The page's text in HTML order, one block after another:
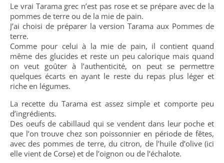
Le vrai Tarama grec n’est pas rose et se prépare avec de la
pommes de terre ou de la mie de pain.
J’ai choisi de préparer la version Tarama aux Pommes de
terre.
Comme pour celui à la mie de pain, il contient quand
même des glucides et reste un peu calorique mais quand
on veut goûter à l’authenticité, on peut se permettre
quelques écarts en ayant le reste du repas plus léger et
riche en légumes.
La recette du Tarama est assez simple et comporte peu
d’ingrédients.
Des oeufs de cabillaud qui se vendent dans leur poche et
que l’on trouve chez son poissonnier en période de fêtes,
avec des pommes de terre, du citron, de l’huile d’olive (ici
elle vient de Corse) et de l’oignon ou de l’échalote.